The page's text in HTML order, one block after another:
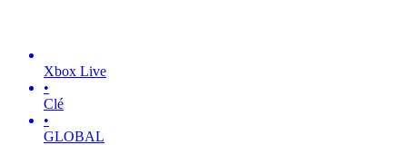
Xbox Live
•
Clé
•
GLOBAL